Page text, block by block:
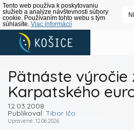
Tento web používa k poskytovaniu
služieb a analýze návštevnosti súbory
cookie. Používaním tohto webu s tým
súhlasíte. Viac informácií
Pätnáste výročie
Karpatského
12.03.2008
Publikoval: Tibor Ičo
Upravené: 12.06.2026